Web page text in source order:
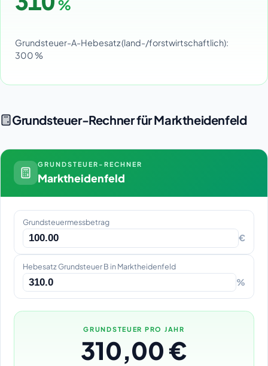
%
Grundsteuer-A-Hebesatz (land-/forstwirtschaftlich):
300 %
Grundsteuer-Rechner für Marktheidenfeld
GRUNDSTEUER-RECHNER
Marktheidenfeld
Grundsteuermessbetrag
€
Hebesatz Grundsteuer B in Marktheidenfeld
%
GRUNDSTEUER PRO JAHR
310,00 €